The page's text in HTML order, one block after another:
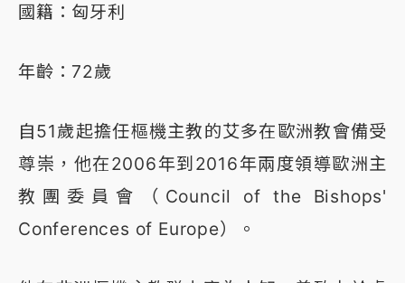
國籍：匈牙利
年齡：72歲
自51歲起擔任樞機主教的艾多在歐洲教會備受
尊崇，他在2006年到2016年兩度領導歐洲主
教團委員會（Council of the Bishops'
Conferences of Europe）。